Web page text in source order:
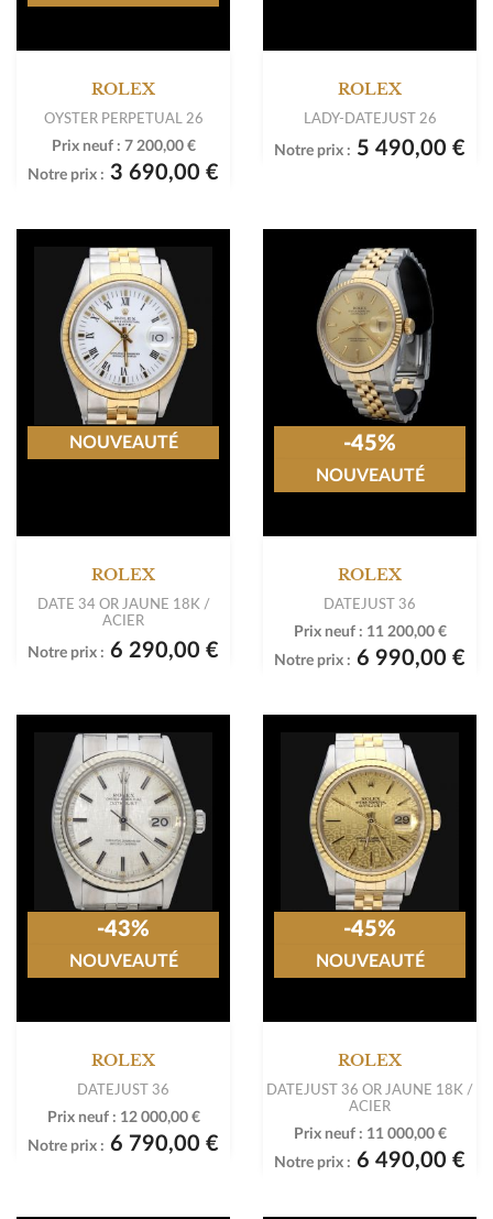
ROLEX
OYSTER PERPETUAL 26
Prix neuf : 7 200,00 €
Notre prix : 3 690,00 €
ROLEX
LADY-DATEJUST 26
Notre prix : 5 490,00 €
ROLEX
DATE 34 OR JAUNE 18K /
ACIER
Notre prix : 6 290,00 €
NOUVEAUTÉ
ROLEX
DATEJUST 36
Prix neuf : 11 200,00 €
Notre prix : 6 990,00 €
-45%
NOUVEAUTÉ
ROLEX
DATEJUST 36
Prix neuf : 12 000,00 €
Notre prix : 6 790,00 €
-43%
NOUVEAUTÉ
ROLEX
DATEJUST 36 OR JAUNE 18K /
ACIER
Prix neuf : 11 000,00 €
Notre prix : 6 490,00 €
-45%
NOUVEAUTÉ